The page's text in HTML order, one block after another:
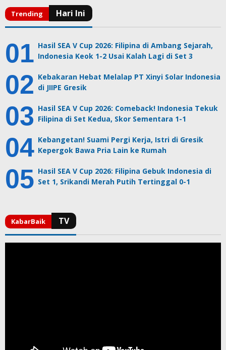
Hasil SEA V Cup 2026: Filipina di Ambang Sejarah,
Indonesia Keok 1-2 Usai Kalah Lagi di Set 3
Kebakaran Hebat Melalap PT Xinyi Solar Indonesia
di JIIPE Gresik
Hasil SEA V Cup 2026: Comeback! Indonesia Tekuk
Filipina di Set Kedua, Skor Sementara 1-1
Kebangetan! Suami Pergi Kerja, Istri di Gresik
Kepergok Bawa Pria Lain ke Rumah
Hasil SEA V Cup 2026: Filipina Gebuk Indonesia di
Set 1, Srikandi Merah Putih Tertinggal 0-1